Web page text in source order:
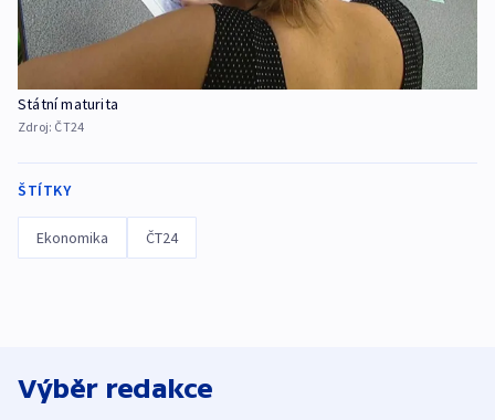
Státní maturita
Zdroj: ČT24
ŠTÍTKY
Ekonomika ČT24
Výběr redakce